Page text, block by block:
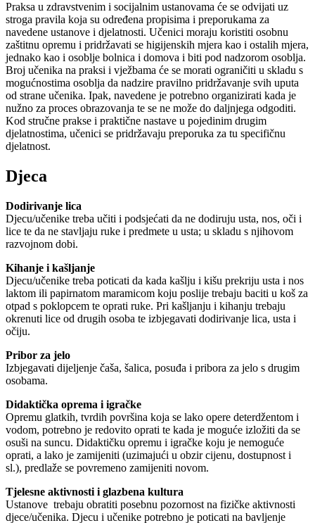
Praksa u zdravstvenim i socijalnim ustanovama će se odvijati uz
stroga pravila koja su određena propisima i preporukama za
navedene ustanove i djelatnosti. Učenici moraju koristiti osobnu
zaštitnu opremu i pridržavati se higijenskih mjera kao i ostalih mjera,
jednako kao i osoblje bolnica i domova i biti pod nadzorom osoblja.
Broj učenika na praksi i vježbama će se morati ograničiti u skladu s
mogućnostima osoblja da nadzire pravilno pridržavanje svih uputa
od strane učenika. Ipak, navedene je potrebno organizirati kada je
nužno za proces obrazovanja te se ne može do daljnjega odgoditi.
Kod stručne prakse i praktične nastave u pojedinim drugim
djelatnostima, učenici se pridržavaju preporuka za tu specifičnu
djelatnost.
Djeca
Dodirivanje lica
Djecu/učenike treba učiti i podsjećati da ne dodiruju usta, nos, oči i
lice te da ne stavljaju ruke i predmete u usta; u skladu s njihovom
razvojnom dobi.
Kihanje i kašljanje
Djecu/učenike treba poticati da kada kašlju i kišu prekriju usta i nos
laktom ili papirnatom maramicom koju poslije trebaju baciti u koš za
otpad s poklopcem te oprati ruke. Pri kašljanju i kihanju trebaju
okrenuti lice od drugih osoba te izbjegavati dodirivanje lica, usta i
očiju.
Pribor za jelo
Izbjegavati dijeljenje čaša, šalica, posuđa i pribora za jelo s drugim
osobama.
Didaktička oprema i igračke
Opremu glatkih, tvrdih površina koja se lako opere deterdžentom i
vodom, potrebno je redovito oprati te kada je moguće izložiti da se
osuši na suncu. Didaktičku opremu i igračke koju je nemoguće
oprati, a lako je zamijeniti (uzimajući u obzir cijenu, dostupnost i
sl.), predlaže se povremeno zamijeniti novom.
Tjelesne aktivnosti i glazbena kultura
Ustanove trebaju obratiti posebnu pozornost na fizičke aktivnosti
djece/učenika. Djecu i učenike potrebno je poticati na bavljenje